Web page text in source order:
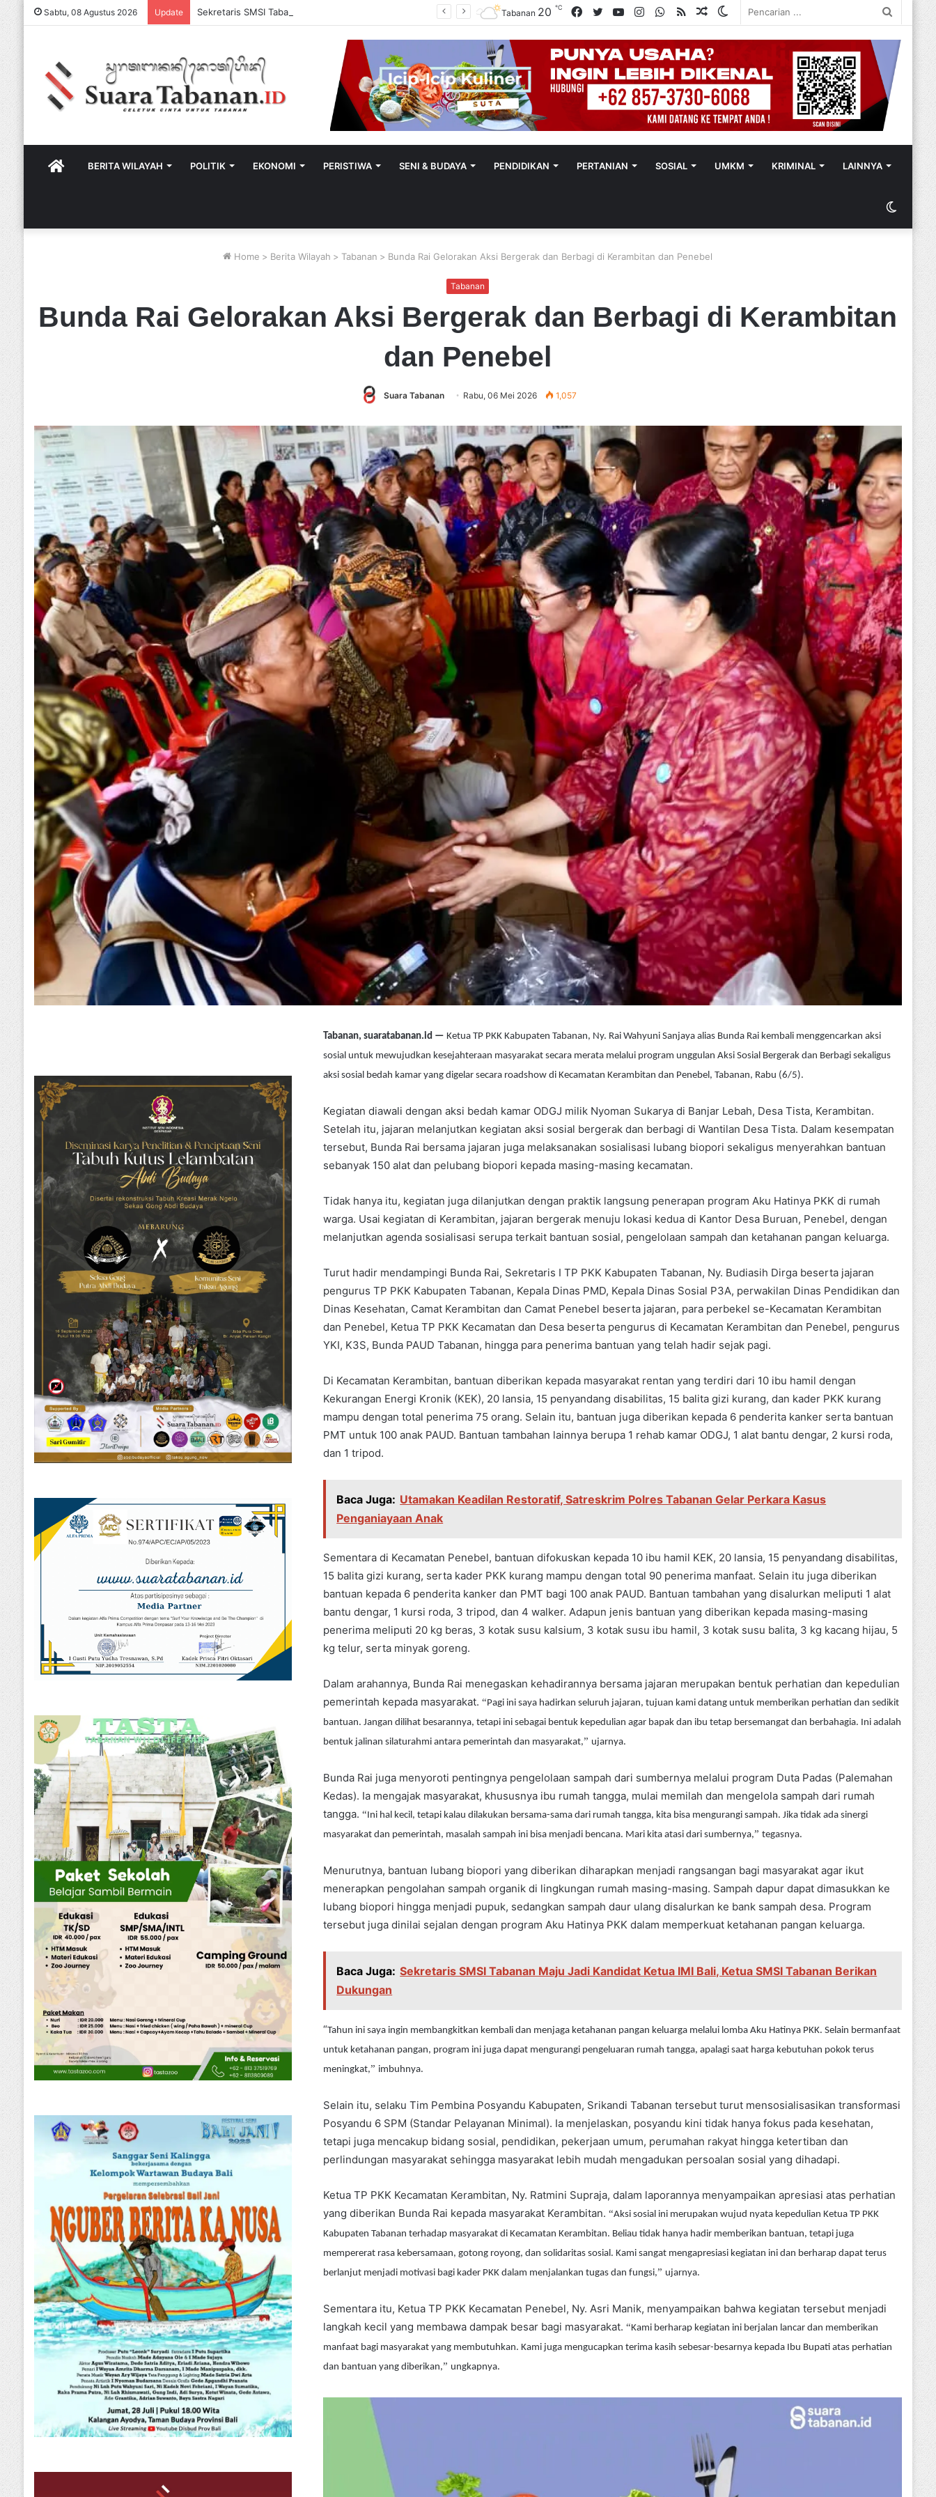
Sabtu, 08 Agustus 2026 Update
Switch
Random
RSS
WhatsApp
Instagram
YouTube
Twitter
Facebook
Tabanan 20℃
HOMEBERITA WILAYAH POLITIK EKONOMI PERISTIWA SENI & BUDAYA PENDIDIKAN PERTANIAN SOSIAL UMKM KRIMINAL LAINNYA
Switch
skin
Home > Berita Wilayah > Tabanan > Bunda Rai Gelorakan Aksi Bergerak dan Berbagi di Kerambitan dan Penebel
Tabanan
Bunda Rai Gelorakan Aksi Bergerak dan Berbagi di Kerambitan
dan Penebel
Suara Tabanan Rabu, 06 Mei 2026 1,057
Tabanan, suaratabanan.id — Ketua TP PKK Kabupaten Tabanan, Ny. Rai Wahyuni Sanjaya alias Bunda Rai kembali menggencarkan aksi
sosial untuk mewujudkan kesejahteraan masyarakat secara merata melalui program unggulan Aksi Sosial Bergerak dan Berbagi sekaligus
aksi sosial bedah kamar yang digelar secara roadshow di Kecamatan Kerambitan dan Penebel, Tabanan, Rabu (6/5).
Kegiatan diawali dengan aksi bedah kamar ODGJ milik Nyoman Sukarya di Banjar Lebah, Desa Tista, Kerambitan.
Setelah itu, jajaran melanjutkan kegiatan aksi sosial bergerak dan berbagi di Wantilan Desa Tista. Dalam kesempatan
tersebut, Bunda Rai bersama jajaran juga melaksanakan sosialisasi lubang biopori sekaligus menyerahkan bantuan
sebanyak 150 alat dan pelubang biopori kepada masing-masing kecamatan.
Tidak hanya itu, kegiatan juga dilanjutkan dengan praktik langsung penerapan program Aku Hatinya PKK di rumah
warga. Usai kegiatan di Kerambitan, jajaran bergerak menuju lokasi kedua di Kantor Desa Buruan, Penebel, dengan
melanjutkan agenda sosialisasi serupa terkait bantuan sosial, pengelolaan sampah dan ketahanan pangan keluarga.
Turut hadir mendampingi Bunda Rai, Sekretaris I TP PKK Kabupaten Tabanan, Ny. Budiasih Dirga beserta jajaran
pengurus TP PKK Kabupaten Tabanan, Kepala Dinas PMD, Kepala Dinas Sosial P3A, perwakilan Dinas Pendidikan dan
Dinas Kesehatan, Camat Kerambitan dan Camat Penebel beserta jajaran, para perbekel se-Kecamatan Kerambitan
dan Penebel, Ketua TP PKK Kecamatan dan Desa beserta pengurus di Kecamatan Kerambitan dan Penebel, pengurus
YKI, K3S, Bunda PAUD Tabanan, hingga para penerima bantuan yang telah hadir sejak pagi.
Di Kecamatan Kerambitan, bantuan diberikan kepada masyarakat rentan yang terdiri dari 10 ibu hamil dengan
Kekurangan Energi Kronik (KEK), 20 lansia, 15 penyandang disabilitas, 15 balita gizi kurang, dan kader PKK kurang
mampu dengan total penerima 75 orang. Selain itu, bantuan juga diberikan kepada 6 penderita kanker serta bantuan
PMT untuk 100 anak PAUD. Bantuan tambahan lainnya berupa 1 rehab kamar ODGJ, 1 alat bantu dengar, 2 kursi roda,
dan 1 tripod.
Baca Juga: Utamakan Keadilan Restoratif, Satreskrim Polres Tabanan Gelar Perkara Kasus
Penganiayaan Anak
Sementara di Kecamatan Penebel, bantuan difokuskan kepada 10 ibu hamil KEK, 20 lansia, 15 penyandang disabilitas,
15 balita gizi kurang, serta kader PKK kurang mampu dengan total 90 penerima manfaat. Selain itu juga diberikan
bantuan kepada 6 penderita kanker dan PMT bagi 100 anak PAUD. Bantuan tambahan yang disalurkan meliputi 1 alat
bantu dengar, 1 kursi roda, 3 tripod, dan 4 walker. Adapun jenis bantuan yang diberikan kepada masing-masing
penerima meliputi 20 kg beras, 3 kotak susu kalsium, 3 kotak susu ibu hamil, 3 kotak susu balita, 3 kg kacang hijau, 5
kg telur, serta minyak goreng.
Dalam arahannya, Bunda Rai menegaskan kehadirannya bersama jajaran merupakan bentuk perhatian dan kepedulian
pemerintah kepada masyarakat.“Pagi ini saya hadirkan seluruh jajaran, tujuan kami datang untuk memberikan perhatian dan sedikit
bantuan. Jangan dilihat besarannya, tetapi ini sebagai bentuk kepedulian agar bapak dan ibu tetap bersemangat dan berbahagia. Ini adalah
bentuk jalinan silaturahmi antara pemerintah dan masyarakat,” ujarnya.
Bunda Rai juga menyoroti pentingnya pengelolaan sampah dari sumbernya melalui program Duta Padas (Palemahan
Kedas). Ia mengajak masyarakat, khususnya ibu rumah tangga, mulai memilah dan mengelola sampah dari rumah
tangga.“Ini hal kecil, tetapi kalau dilakukan bersama-sama dari rumah tangga, kita bisa mengurangi sampah. Jika tidak ada sinergi
masyarakat dan pemerintah, masalah sampah ini bisa menjadi bencana. Mari kita atasi dari sumbernya,”tegasnya.
Menurutnya, bantuan lubang biopori yang diberikan diharapkan menjadi rangsangan bagi masyarakat agar ikut
menerapkan pengolahan sampah organik di lingkungan rumah masing-masing. Sampah dapur dapat dimasukkan ke
lubang biopori hingga menjadi pupuk, sedangkan sampah daur ulang disalurkan ke bank sampah desa. Program
tersebut juga dinilai sejalan dengan program Aku Hatinya PKK dalam memperkuat ketahanan pangan keluarga.
Baca Juga: Sekretaris SMSI Tabanan Maju Jadi Kandidat Ketua IMI Bali, Ketua SMSI Tabanan Berikan
Dukungan
“Tahun ini saya ingin membangkitkan kembali dan menjaga ketahanan pangan keluarga melalui lomba Aku Hatinya PKK. Selain bermanfaat
untuk ketahanan pangan, program ini juga dapat mengurangi pengeluaran rumah tangga, apalagi saat harga kebutuhan pokok terus
meningkat,” imbuhnya.
Selain itu, selaku Tim Pembina Posyandu Kabupaten, Srikandi Tabanan tersebut turut mensosialisasikan transformasi
Posyandu 6 SPM (Standar Pelayanan Minimal). Ia menjelaskan, posyandu kini tidak hanya fokus pada kesehatan,
tetapi juga mencakup bidang sosial, pendidikan, pekerjaan umum, perumahan rakyat hingga ketertiban dan
perlindungan masyarakat sehingga masyarakat lebih mudah mengadukan persoalan sosial yang dihadapi.
Ketua TP PKK Kecamatan Kerambitan, Ny. Ratmini Supraja, dalam laporannya menyampaikan apresiasi atas perhatian
yang diberikan Bunda Rai kepada masyarakat Kerambitan.“Aksi sosial ini merupakan wujud nyata kepedulian Ketua TP PKK
Kabupaten Tabanan terhadap masyarakat di Kecamatan Kerambitan. Beliau tidak hanya hadir memberikan bantuan, tetapi juga
mempererat rasa kebersamaan, gotong royong, dan solidaritas sosial. Kami sangat mengapresiasi kegiatan ini dan berharap dapat terus
berlanjut menjadi motivasi bagi kader PKK dalam menjalankan tugas dan fungsi,” ujarnya.
Sementara itu, Ketua TP PKK Kecamatan Penebel, Ny. Asri Manik, menyampaikan bahwa kegiatan tersebut menjadi
langkah kecil yang membawa dampak besar bagi masyarakat.“Kami berharap kegiatan ini berjalan lancar dan memberikan
manfaat bagi masyarakat yang membutuhkan. Kami juga mengucapkan terima kasih sebesar-besarnya kepada Ibu Bupati atas perhatian
dan bantuan yang diberikan,” ungkapnya.